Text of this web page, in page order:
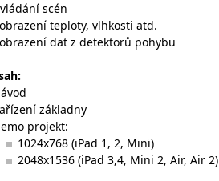
scén
teploty, vlhkosti atd.
dat z detektorů pohybu
:
základny
projekt:
1024x768 (iPad 1, 2, Mini)
2048x1536 (iPad 3,4, Mini 2, Air, Air 2)